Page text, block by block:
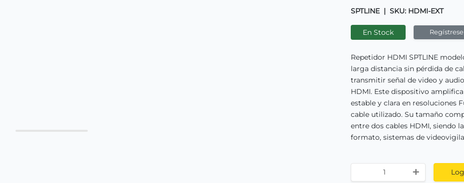
SPTLINE | SKU: HDMI-EXT
En Stock
Repetidor HDMI SPTLINE
larga distancia sin pérdida de
transmitir señal de video y
HDMI. Este dispositivo
estable y clara en resoluciones
cable utilizado. Su tamaño
entre dos cables HDMI, siendo
formato, sistemas de
+